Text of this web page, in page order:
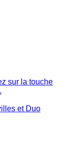
sur la touche
et Duo